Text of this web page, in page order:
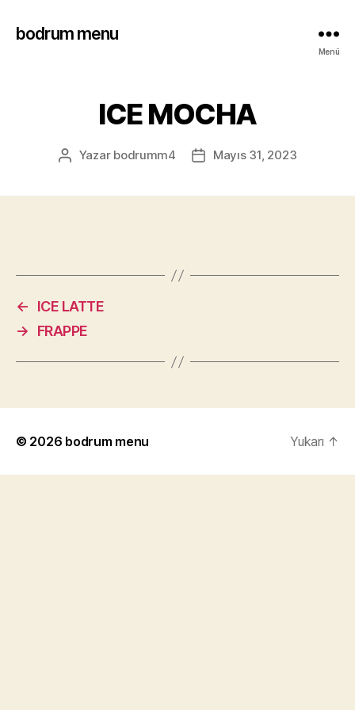
bodrum menu
Menü
ICE MOCHA
Yazar bodrumm4 Mayıs 31, 2023
←
ICE LATTE
→
FRAPPE
© 2026 bodrum menu Yukarı ↑